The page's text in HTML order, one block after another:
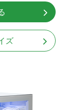
ズ